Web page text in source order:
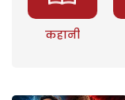
कहानी